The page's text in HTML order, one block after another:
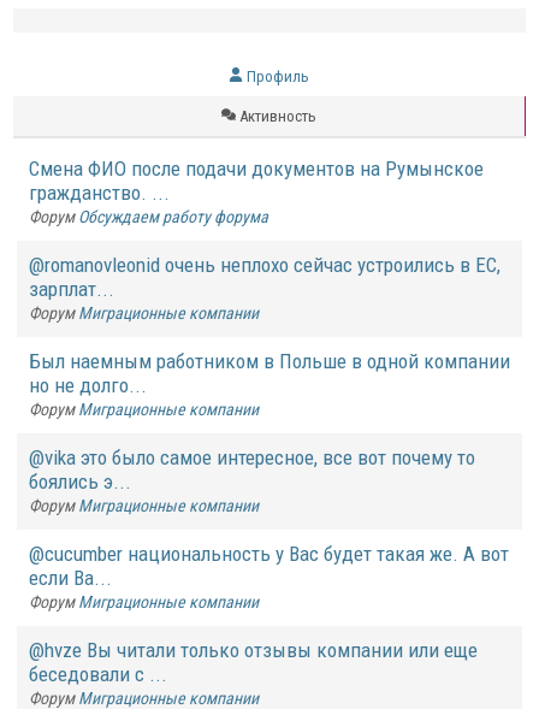
Профиль
Активность
Смена ФИО после подачи документов на Румынское
гражданство. ...
Форум Обсуждаем работу форума
@romanovleonid очень неплохо сейчас устроились в ЕС,
зарплат...
Форум Миграционные компании
Был наемным работником в Польше в одной компании
но не долго...
Форум Миграционные компании
@vika это было самое интересное, все вот почему то
боялись э...
Форум Миграционные компании
@cucumber национальность у Вас будет такая же. А вот
если Ва...
Форум Миграционные компании
@hvze Вы читали только отзывы компании или еще
беседовали с ...
Форум Миграционные компании